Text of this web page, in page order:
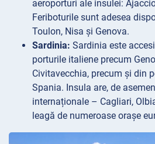
aeroporturi ale insulei:
Feriboturile sunt adesea
Toulon, Nisa și Genova.
Sardinia: Sardinia este
porturile italiene precum
Civitavecchia, precum și din
Spania. Insula are, de
internaționale – Cagliari,
leagă de numeroase orașe